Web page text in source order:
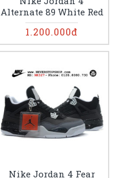
Alternate 89 White Red
1.200.000đ
Nike Jordan 4 Fear